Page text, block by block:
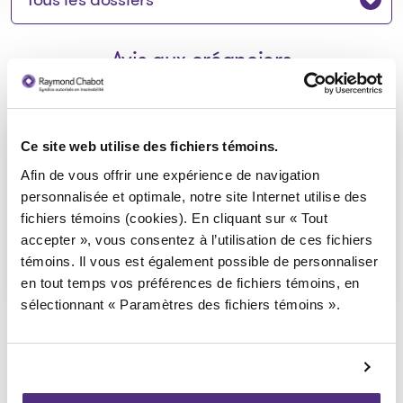
Ce site web utilise des fichiers témoins.
Afin de vous offrir une expérience de navigation
personnalisée et optimale, notre site Internet utilise des
fichiers témoins (cookies). En cliquant sur « Tout
accepter », vous consentez à l’utilisation de ces fichiers
témoins. Il vous est également possible de personnaliser
en tout temps vos préférences de fichiers témoins, en
sélectionnant « Paramètres des fichiers témoins ».
Avis aux créanciers
Avis de faillite - 9223-7429
Québec inc.
2025-01-14
Télécharger
: Avis de faillite - 9223-7429